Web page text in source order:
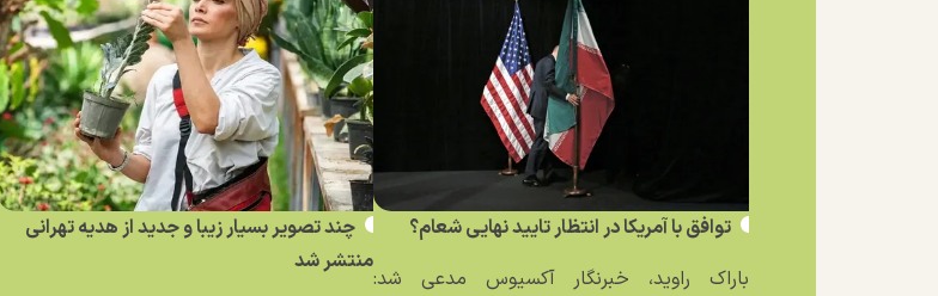
توافق با آمریکا در انتظار تایید نهایی شعام؟
باراک راوید، خبرنگار آکسیوس مدعی شد:
چند تصویر بسیار زیبا و جدید از هدیه تهرانی
منتشر شد